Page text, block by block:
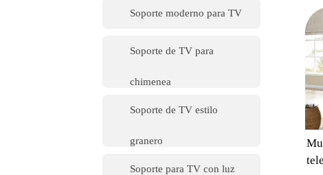
Soporte moderno para TV
Soporte de TV para
chimenea
Soporte de TV estilo
granero
Soporte para TV con luz